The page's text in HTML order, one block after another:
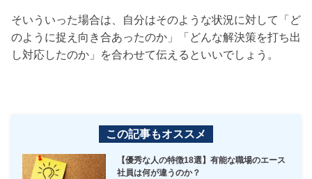
そいういった場合は、自分はそのような状況に対して「ど
のように捉え向き合あったのか」「どんな解決策を打ち出
し対応したのか」を合わせて伝えるといいでしょう。
この記事もオススメ
【優秀な人の特徴18選】有能な職場のエース
社員は何が違うのか？